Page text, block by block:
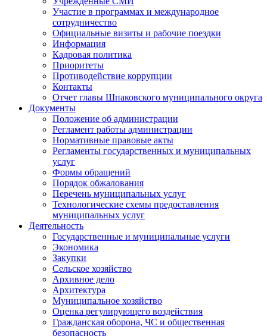
Участие в программах и международное
сотрудничество
Официальные визиты и рабочие поездки
Информация
Кадровая политика
Приоритеты
Противодействие коррупции
Контакты
Отчет главы Шпаковского муниципального округа
Документы
Положение об администрации
Регламент работы администрации
Нормативные правовые акты
Регламенты государственных и муниципальных
услуг
Формы обращений
Порядок обжалования
Перечень муниципальных услуг
Технологические схемы предоставления
муниципальных услуг
Деятельность
Государственные и муниципальные услуги
Экономика
Закупки
Сельское хозяйство
Архивное дело
Архитектура
Муниципальное хозяйство
Оценка регулирующего воздействия
Гражданская оборона, ЧС и общественная
безопасность